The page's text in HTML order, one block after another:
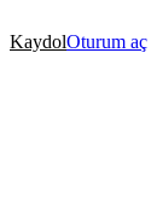
KaydolOturum aç